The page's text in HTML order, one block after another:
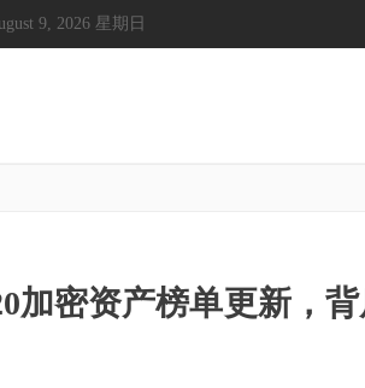
9, 2026 星期日
加密资产榜单更新，